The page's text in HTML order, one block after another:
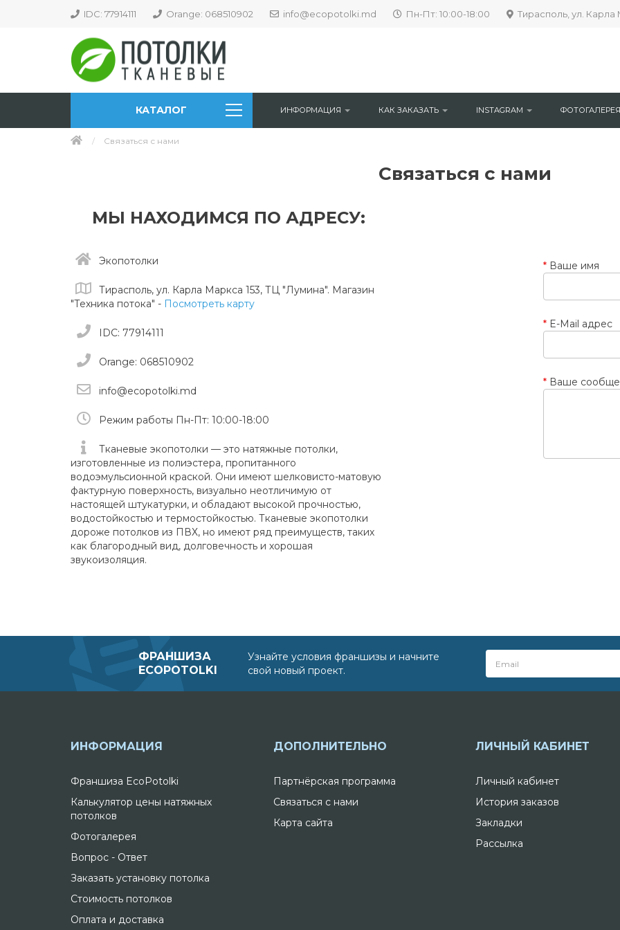
IDC: 77914111 Orange: 068510902 info@ecopotolki.md Пн-Пт: 10:00-18:00 Тирасполь, ул. Карла
КАТАЛОГ ИНФОРМАЦИЯ КАК ЗАКАЗАТЬ INSTAGRAM
Связаться с нами
Связаться с нами
МЫ НАХОДИМСЯ ПО АДРЕСУ:
Экопотолки
Тирасполь, ул. Карла Маркса 153, ТЦ "Лумина". Магазин
"Техника потока" - Посмотреть карту
IDC: 77914111
Orange: 068510902
info@ecopotolki.md
Режим работы Пн-Пт: 10:00-18:00
Тканевые экопотолки — это натяжные потолки,
изготовленные из полиэстера, пропитанного
водоэмульсионной краской. Они имеют шелковисто-матовую
фактурную поверхность, визуально неотличимую от
настоящей штукатурки, и обладают высокой прочностью,
водостойкостью и термостойкостью. Тканевые экопотолки
дороже потолков из ПВХ, но имеют ряд преимуществ, таких
как благородный вид, долговечность и хорошая
звукоизоляция.
Ваше имя
E-Mail адрес
Ваше
ФРАНШИЗА
ECOPOTOLKI
Узнайте условия франшизы и начните
свой новый проект.
ИНФОРМАЦИЯ
Франшиза EcoPotolki
Калькулятор цены натяжных
потолков
Фотогалерея
Вопрос - Ответ
Заказать установку потолка
Стоимость потолков
Оплата и доставка
ДОПОЛНИТЕЛЬНО
Партнёрская программа
Связаться с нами
Карта сайта
ЛИЧНЫЙ КАБИНЕТ
Личный кабинет
История заказов
Закладки
Рассылка